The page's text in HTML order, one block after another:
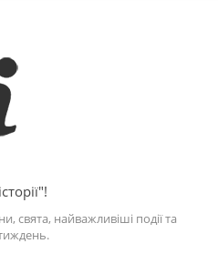
свята, найважливіші події та